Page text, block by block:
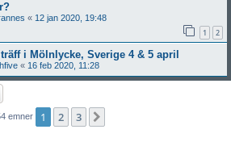
« 12 jan 2020, 19:48
1 2
träff i Mölnlycke, Sverige 4 & 5 april
« 16 feb 2020, 11:28
emner 1 2 3